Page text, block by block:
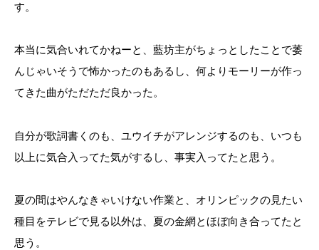
す。
本当に気合いれてかねーと、藍坊主がちょっとしたことで萎
んじゃいそうで怖かったのもあるし、何よりモーリーが作っ
てきた曲がただただ良かった。
自分が歌詞書くのも、ユウイチがアレンジするのも、いつも
以上に気合入ってた気がするし、事実入ってたと思う。
夏の間はやんなきゃいけない作業と、オリンピックの見たい
種目をテレビで見る以外は、夏の金網とほぼ向き合ってたと
思う。